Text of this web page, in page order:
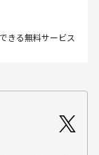
きる無料サービス